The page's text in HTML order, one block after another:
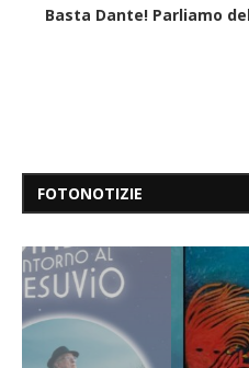
Basta Dante! Parliamo
FOTONOTIZIE